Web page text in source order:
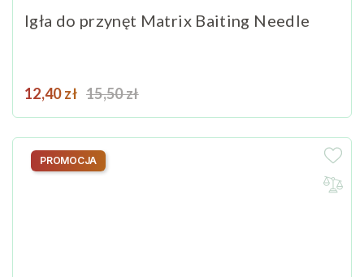
Igła do przynęt Matrix Baiting Needle
Cena
12,40 zł Cena podstawowa
15,50 zł
PROMOCJA